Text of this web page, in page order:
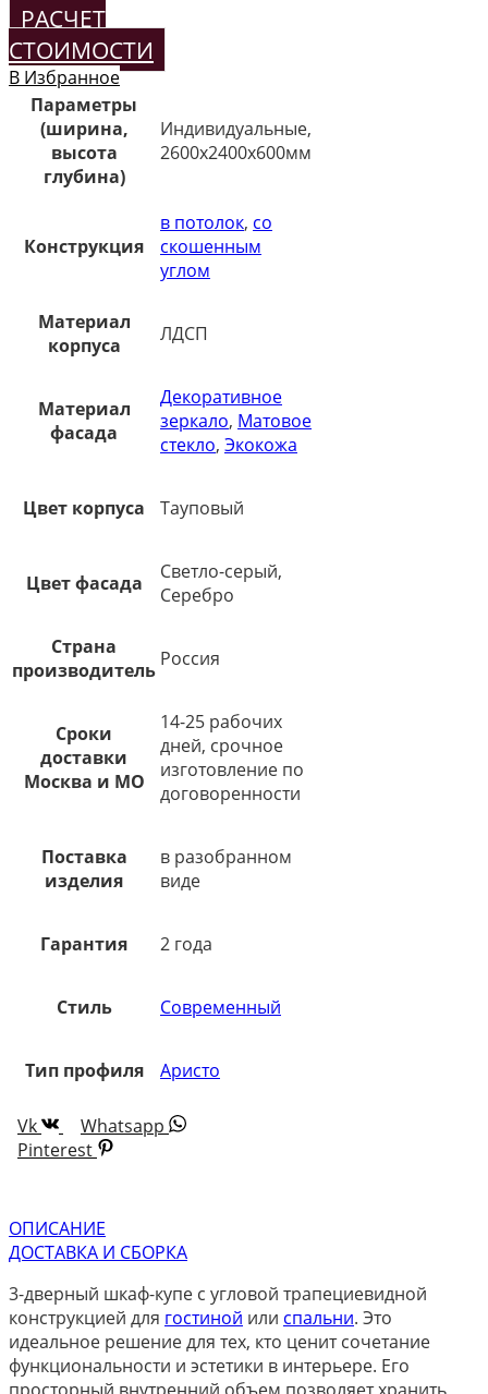
РАСЧЕТ
СТОИМОСТИ
В Избранное
Параметры
(ширина,
высота
глубина)
Индивидуальные,
2600х2400х600мм
Конструкция
в потолок, со
скошенным
углом
Материал
корпуса
ЛДСП
Материал
фасада
Декоративное
зеркало, Матовое
стекло, Экокожа
Цвет корпуса Тауповый
Цвет фасада
Светло-серый,
Серебро
Страна
производитель Россия
Сроки
доставки
Москва и МО
14-25 рабочих
дней, срочное
изготовление по
договоренности
Поставка
изделия
в разобранном
виде
Гарантия 2 года
Стиль Современный
Тип профиля Аристо
Vk
Whatsapp
Pinterest
ОПИСАНИЕ
ДОСТАВКА И СБОРКА
3-дверный шкаф-купе с угловой трапециевидной
конструкцией для гостиной или спальни. Это
идеальное решение для тех, кто ценит сочетание
функциональности и эстетики в интерьере. Его